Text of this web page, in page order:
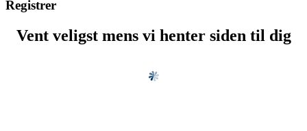
Registrer
Vent veligst mens vi henter siden til dig